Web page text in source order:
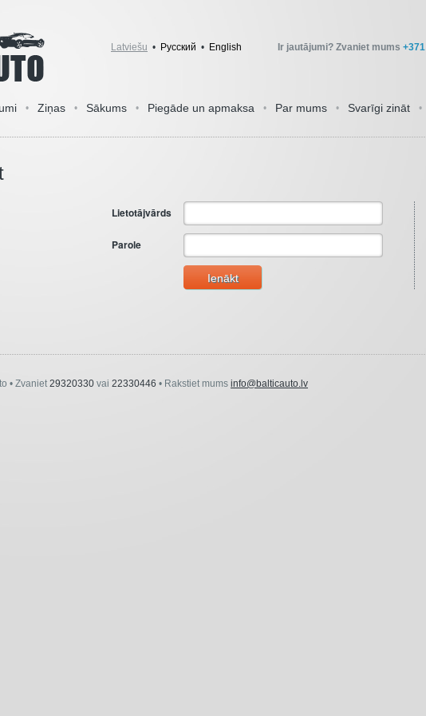
Latviešu • Pусский • English Ir jautājumi? Zvaniet mums +371
• Ziņas • Sākums • Piegāde un apmaksa • Par mums • Svarīgi zināt •
Lietotājvārds
Parole
Ienākt
• Zvaniet29320330 vai 22330446 • Rakstiet mums info@balticauto.lv